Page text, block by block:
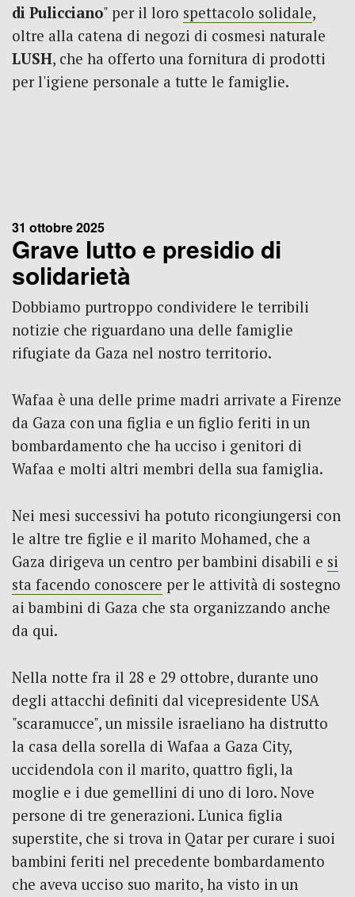
di Pulicciano" per il loro spettacolo solidale,
oltre alla catena di negozi di cosmesi naturale
LUSH, che ha offerto una fornitura di prodotti
per l'igiene personale a tutte le famiglie.
31 ottobre 2025
Grave lutto e presidio di
solidarietà
Dobbiamo purtroppo condividere le terribili
notizie che riguardano una delle famiglie
rifugiate da Gaza nel nostro territorio.
Wafaa è una delle prime madri arrivate a Firenze
da Gaza con una figlia e un figlio feriti in un
bombardamento che ha ucciso i genitori di
Wafaa e molti altri membri della sua famiglia.
Nei mesi successivi ha potuto ricongiungersi con
le altre tre figlie e il marito Mohamed, che a
Gaza dirigeva un centro per bambini disabili e si
sta facendo conoscere per le attività di sostegno
ai bambini di Gaza che sta organizzando anche
da qui.
Nella notte fra il 28 e 29 ottobre, durante uno
degli attacchi definiti dal vicepresidente USA
"scaramucce", un missile israeliano ha distrutto
la casa della sorella di Wafaa a Gaza City,
uccidendola con il marito, quattro figli, la
moglie e i due gemellini di uno di loro. Nove
persone di tre generazioni. L'unica figlia
superstite, che si trova in Qatar per curare i suoi
bambini feriti nel precedente bombardamento
che aveva ucciso suo marito, ha visto in un